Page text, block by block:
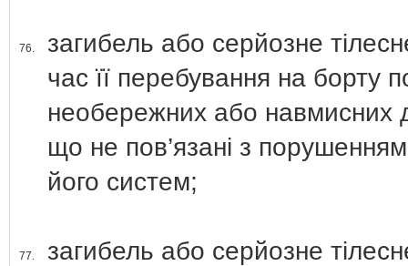
76.
загибель або серйозне
час її перебування на борту
необережних або навмисних
що не пов’язані з
його систем;
77.
загибель або серйозне